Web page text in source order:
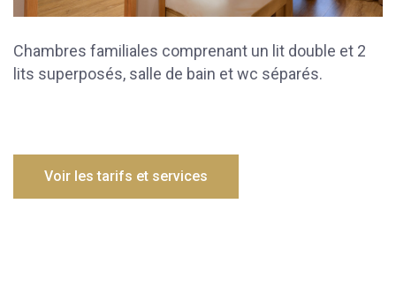
Chambres familiales comprenant un lit double et 2
lits superposés, salle de bain et wc séparés.
Voir les tarifs et services